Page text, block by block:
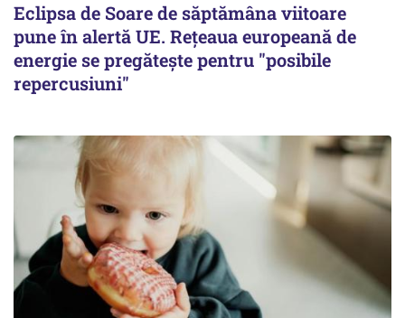
Eclipsa de Soare de săptămâna viitoare
pune în alertă UE. Rețeaua europeană de
energie se pregătește pentru "posibile
repercusiuni"